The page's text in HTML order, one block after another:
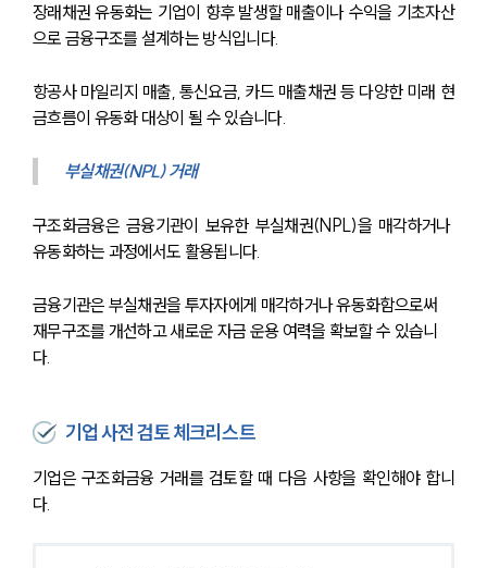
장래채권 유동화는 기업이 향후 발생할 매출이나 수익을 기초자산
으로 금융구조를 설계하는 방식입니다.
항공사 마일리지 매출, 통신요금, 카드 매출채권 등 다양한 미래 현
금흐름이 유동화 대상이 될 수 있습니다.
부실채권(NPL) 거래
구조화금융은 금융기관이 보유한 부실채권(NPL)을 매각하거나
유동화하는 과정에서도 활용됩니다.
금융기관은 부실채권을 투자자에게 매각하거나 유동화함으로써
재무구조를 개선하고 새로운 자금 운용 여력을 확보할 수 있습니
다.
기업 사전 검토 체크리스트
기업은 구조화금융 거래를 검토할 때 다음 사항을 확인해야 합니
다.